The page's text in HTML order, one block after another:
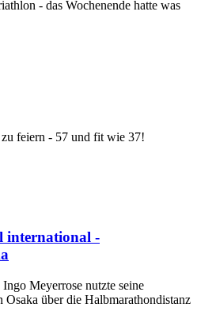
- das Wochenende hatte was
feiern - 57 und fit wie 37!
international -
Meyerrose nutzte seine
über die Halbmarathondistanz